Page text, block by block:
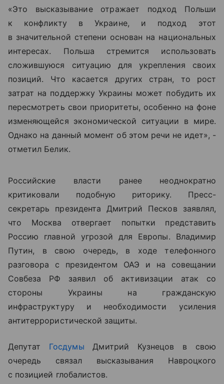
«Это высказывание отражает подход Польши
к конфликту в Украине, и подход этот
в значительной степени основан на национальных
интересах. Польша стремится использовать
сложившуюся ситуацию для укрепления своих
позиций. Что касается других стран, то рост
затрат на поддержку Украины может побудить их
пересмотреть свои приоритеты, особенно на фоне
изменяющейся экономической ситуации в мире.
Однако на данный момент об этом речи не идет», -
отметил Белик.
Российские власти ранее неоднократно
критиковали подобную риторику. Пресс-
секретарь президента Дмитрий Песков заявлял,
что Москва отвергает попытки представить
Россию главной угрозой для Европы. Владимир
Путин, в свою очередь, в ходе телефонного
разговора с президентом ОАЭ и на совещании
Совбеза РФ заявил об активизации атак со
стороны Украины на гражданскую
инфраструктуру и необходимости усиления
антитеррористической защиты.
Депутат Госдумы Дмитрий Кузнецов в свою
очередь связал высказывания Навроцкого
с позицией глобалистов.